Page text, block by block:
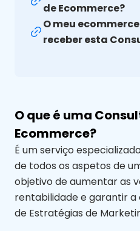
de Ecommerce?
O meu
receber esta
O que é uma
Ecommerce?
É um serviço
de todos os aspetos de
objetivo de aumentar as
rentabilidade e garantir
de Estratégias de